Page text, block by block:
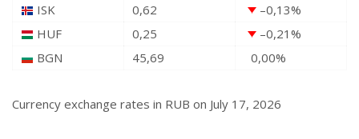
ISK
0,62 –0,13%
HUF
0,25 –0,21%
BGN
45,69 0,00%
Currency exchange rates in RUB on July 17, 2026